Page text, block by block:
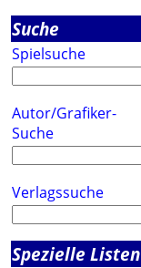
Suche
Spielsuche
Autor/Grafiker-
Suche
Verlagssuche
Spezielle Listen